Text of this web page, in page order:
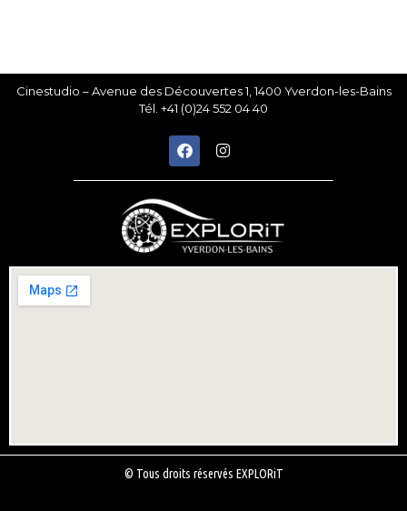
Cinestudio – Avenue des Découvertes 1, 1400 Yverdon-les-Bains
Tél. +41 (0)24 552 04 40
© Tous droits réservés EXPLORiT